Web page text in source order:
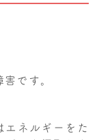
です。
エネルギーをた